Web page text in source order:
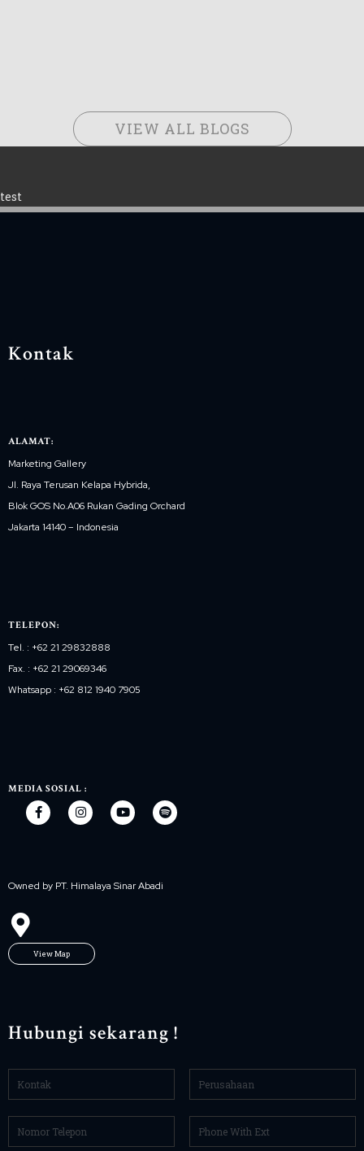
VIEW ALL BLOGS
test
Kontak
ALAMAT:
Marketing Gallery
Jl. Raya Terusan Kelapa Hybrida,
Blok GOS No.A06 Rukan Gading Orchard
Jakarta 14140 – Indonesia
TELEPON:
Tel. : +62 21 29832888
Fax. : +62 21 29069346
Whatsapp : +62 812 1940 7905
MEDIA SOSIAL :
Owned by PT. Himalaya Sinar Abadi
View Map
Hubungi sekarang !